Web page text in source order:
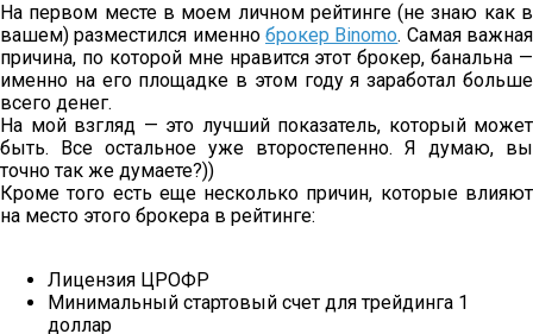
На первом месте в моем личном рейтинге (не знаю как в
вашем) разместился именно брокер Binomo. Самая важная
причина, по которой мне нравится этот брокер, банальна —
именно на его площадке в этом году я заработал больше
всего денег.
На мой взгляд — это лучший показатель, который может
быть. Все остальное уже второстепенно. Я думаю, вы
точно так же думаете?))
Кроме того есть еще несколько причин, которые влияют
на место этого брокера в рейтинге:
Лицензия ЦРОФР
Минимальный стартовый счет для трейдинга 1
доллар